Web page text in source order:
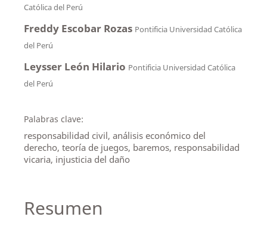
Católica del Perú
Freddy Escobar Rozas Pontificia Universidad Católica
del Perú
Leysser León Hilario Pontificia Universidad Católica
del Perú
Palabras clave:
responsabilidad civil, análisis económico del
derecho, teoría de juegos, baremos, responsabilidad
vicaria, injusticia del daño
Resumen